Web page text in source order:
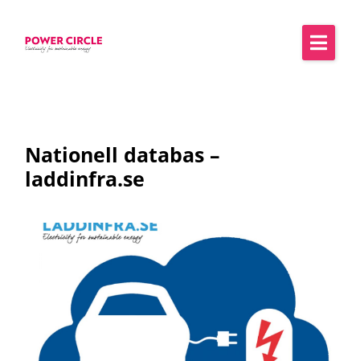
Nationell databas –
laddinfra.se